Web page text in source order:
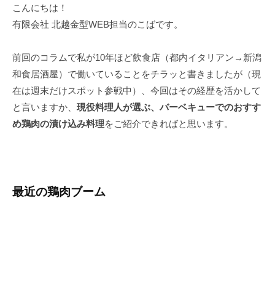
こんにちは！
有限会社 北越金型WEB担当のこばです。
前回のコラムで私が10年ほど飲食店（都内イタリアン→新潟
和食居酒屋）で働いていることをチラッと書きましたが（現
在は週末だけスポット参戦中）、今回はその経歴を活かして
と言いますか、 現役料理人が選ぶ、バーベキューでのおすす
め鶏肉の漬け込み料理をご紹介できればと思います。
最近の鶏肉ブーム